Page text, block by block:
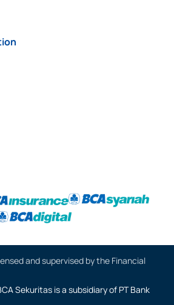
and supervised by the Financial
Sekuritas is a subsidiary of PT Bank